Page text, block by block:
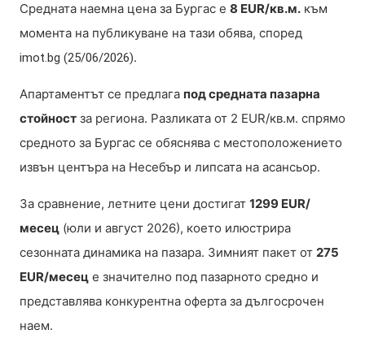
Средната наемна цена за Бургас е 8 EUR/кв.м. към
момента на публикуване на тази обява, според
imot.bg (25/06/2026).
Апартаментът се предлага под средната пазарна
стойност за региона. Разликата от 2 EUR/кв.м. спрямо
средното за Бургас се обяснява с местоположението
извън центъра на Несебър и липсата на асансьор.
За сравнение, летните цени достигат 1299 EUR/
месец (юли и август 2026), което илюстрира
сезонната динамика на пазара. Зимният пакет от 275
EUR/месец е значително под пазарното средно и
представлява конкурентна оферта за дългосрочен
наем.